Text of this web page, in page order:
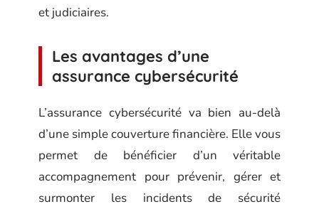
et judiciaires.
Les avantages d’une
assurance cybersécurité
L’assurance cybersécurité va bien au-delà
d’une simple couverture financière. Elle vous
permet de bénéficier d’un véritable
accompagnement pour prévenir, gérer et
surmonter les incidents de sécurité